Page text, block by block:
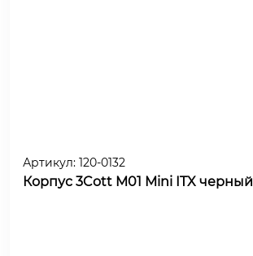
Артикул: 120-0132
Корпус 3Cott M01 Mini ITX черный